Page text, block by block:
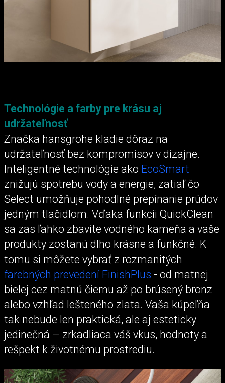
Technológie a farby pre krásu aj
udržateľnosť
Značka hansgrohe kladie dôraz na
udržateľnosť bez kompromisov v dizajne.
Inteligentné technológie ako EcoSmart
znižujú spotrebu vody a energie, zatiaľ čo
Select umožňuje pohodlné prepínanie prúdov
jedným tlačidlom. Vďaka funkcii QuickClean
sa zas ľahko zbavíte vodného kameňa a vaše
produkty zostanú dlho krásne a funkčné. K
tomu si môžete vybrať z rozmanitých
farebných prevedení FinishPlus - od matnej
bielej cez matnú čiernu až po brúsený bronz
alebo vzhľad lešteného zlata. Vaša kúpeľňa
tak nebude len praktická, ale aj esteticky
jedinečná – zrkadliaca váš vkus, hodnoty a
rešpekt k životnému prostrediu.